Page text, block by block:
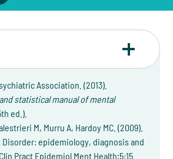
Association. (2013).
statistical manual of mental
ed.).
M, Murru A, Hardoy MC. (2009).
epidemiology, diagnosis and
Pract Epidemiol Ment Health;5:15.